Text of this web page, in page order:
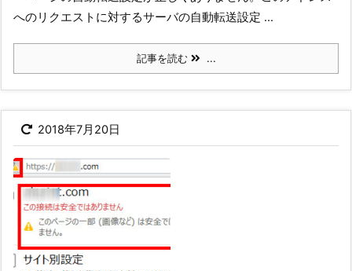
へのリクエストに対するサーバの自動転送設定 ...
記事を読む ...
2018年7月20日